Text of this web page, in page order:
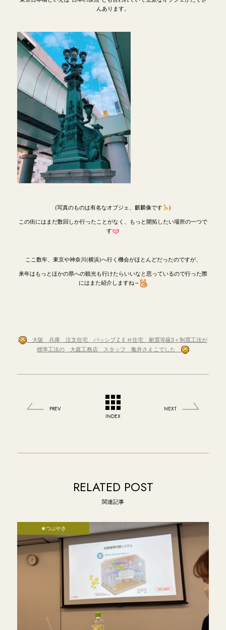
んあります。
(写真のものは有名なオブジェ、麒麟像です
)
この街にはまだ数回しか行ったことがなく、もっと開拓したい場所の一つで
す
ここ数年、東京や神奈川(横浜)へ行く機会がほとんどだったのですが、
来年はもっとほかの県への観光も行けたらいいなと思っているので行った際
にはまた紹介しますね～
大阪 兵庫 注文住宅 パッシブＺＥＨ住宅 耐震等級3＋制震工法が
標準工法の 大庭工務店 スタッフ 亀井さえこでした
PREV
INDEX
NEXT
RELATED POST
関連記事
★つぶやき